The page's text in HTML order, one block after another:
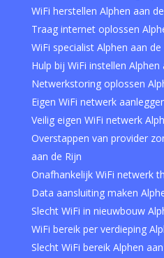
WiFi herstellen Alphen aan
Traag internet oplossen
WiFi specialist Alphen aan de
Hulp bij WiFi instellen Alphen
Netwerkstoring oplossen
Eigen WiFi netwerk
Veilig eigen WiFi netwerk
Overstappen van provider
aan de Rijn
Onafhankelijk WiFi netwerk
Data aansluiting maken
Slecht WiFi in nieuwbouw
WiFi bereik per verdieping
Slecht WiFi bereik Alphen